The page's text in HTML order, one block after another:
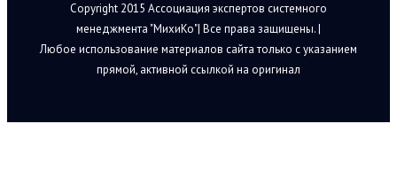
Copyright 2015 Ассоциация экспертов системного
менеджмента "МихиКо"| Все права защищены. |
Любое использование материалов сайта только с указанием
прямой, активной ссылкой на оригинал